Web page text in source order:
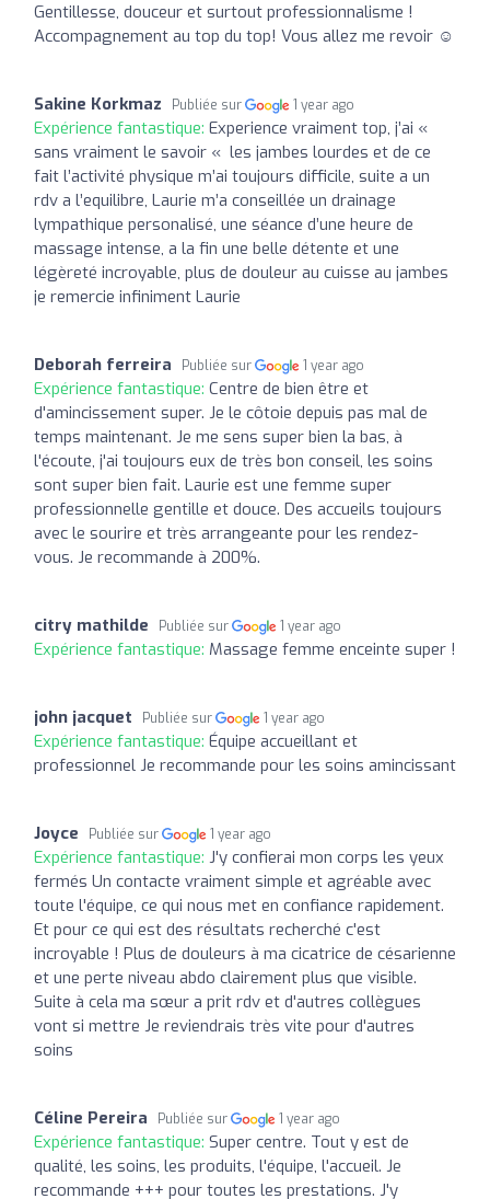
Gentillesse, douceur et surtout professionnalisme !
Accompagnement au top du top! Vous allez me revoir ☺️
Sakine Korkmaz Publiée sur 1 year ago
Expérience fantastique: Experience vraiment top, j’ai «
sans vraiment le savoir « les jambes lourdes et de ce
fait l’activité physique m’ai toujours difficile, suite a un
rdv a l’equilibre, Laurie m’a conseillée un drainage
lympathique personalisé, une séance d’une heure de
massage intense, a la fin une belle détente et une
légèreté incroyable, plus de douleur au cuisse au jambes
je remercie infiniment Laurie
Deborah ferreira Publiée sur 1 year ago
Expérience fantastique: Centre de bien être et
d'amincissement super. Je le côtoie depuis pas mal de
temps maintenant. Je me sens super bien la bas, à
l'écoute, j'ai toujours eux de très bon conseil, les soins
sont super bien fait. Laurie est une femme super
professionnelle gentille et douce. Des accueils toujours
avec le sourire et très arrangeante pour les rendez-
vous. Je recommande à 200%.
citry mathilde Publiée sur 1 year ago
Expérience fantastique: Massage femme enceinte super !
john jacquet Publiée sur 1 year ago
Expérience fantastique: Équipe accueillant et
professionnel Je recommande pour les soins amincissant
Joyce Publiée sur 1 year ago
Expérience fantastique: J'y confierai mon corps les yeux
fermés Un contacte vraiment simple et agréable avec
toute l'équipe, ce qui nous met en confiance rapidement.
Et pour ce qui est des résultats recherché c'est
incroyable ! Plus de douleurs à ma cicatrice de césarienne
et une perte niveau abdo clairement plus que visible.
Suite à cela ma sœur a prit rdv et d'autres collègues
vont si mettre Je reviendrais très vite pour d'autres
soins
Céline Pereira Publiée sur 1 year ago
Expérience fantastique: Super centre. Tout y est de
qualité, les soins, les produits, l'équipe, l'accueil. Je
recommande +++ pour toutes les prestations. J'y